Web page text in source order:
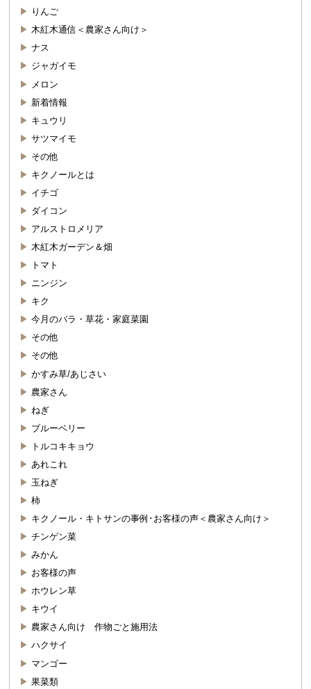
りんご
木紅木通信＜農家さん向け＞
ナス
ジャガイモ
メロン
新着情報
キュウリ
サツマイモ
その他
キクノールとは
イチゴ
ダイコン
アルストロメリア
木紅木ガーデン＆畑
トマト
ニンジン
キク
今月のバラ・草花・家庭菜園
その他
その他
かすみ草/あじさい
農家さん
ねぎ
ブルーベリー
トルコキキョウ
あれこれ
玉ねぎ
柿
キクノール・キトサンの事例･お客様の声＜農家さん向け＞
チンゲン菜
みかん
お客様の声
ホウレン草
キウイ
農家さん向け 作物ごと施用法
ハクサイ
マンゴー
果菜類